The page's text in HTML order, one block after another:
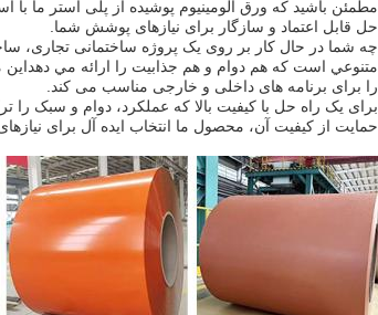
مطمئن باشید که ورق آلومینیوم پوشیده از پلی استر ما با
حل قابل اعتماد و سازگار برای نیازهای پوشش شما.
چه شما در حال کار بر روی یک پروژه ساختمانی تجاری،
متنوعي است که هم دوام و هم جذابيت را ارائه مي
را برای برنامه های داخلی و خارجی مناسب می کند.
برای یک راه حل با کیفیت بالا که عملکرد، دوام و سبک
حمایت از کیفیت آن، محصول ما انتخاب ایده آل برای